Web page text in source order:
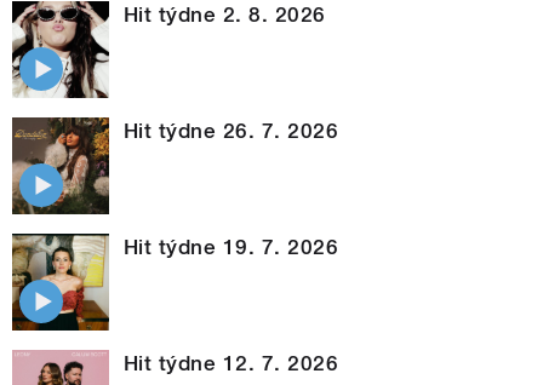
Hit týdne 2. 8. 2026
Hit týdne 26. 7. 2026
Hit týdne 19. 7. 2026
Hit týdne 12. 7. 2026